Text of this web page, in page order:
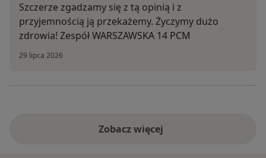
Szczerze zgadzamy się z tą opinią i z
przyjemnością ją przekażemy. Życzymy dużo
zdrowia! Zespół WARSZAWSKA 14 PCM
29 lipca 2026
Zobacz więcej